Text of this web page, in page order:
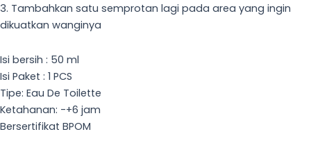
3. Tambahkan satu semprotan lagi pada area yang ingin
dikuatkan wanginya
Isi bersih : 50 ml
Isi Paket : 1 PCS
Tipe: Eau De Toilette
Ketahanan: -+6 jam
Bersertifikat BPOM